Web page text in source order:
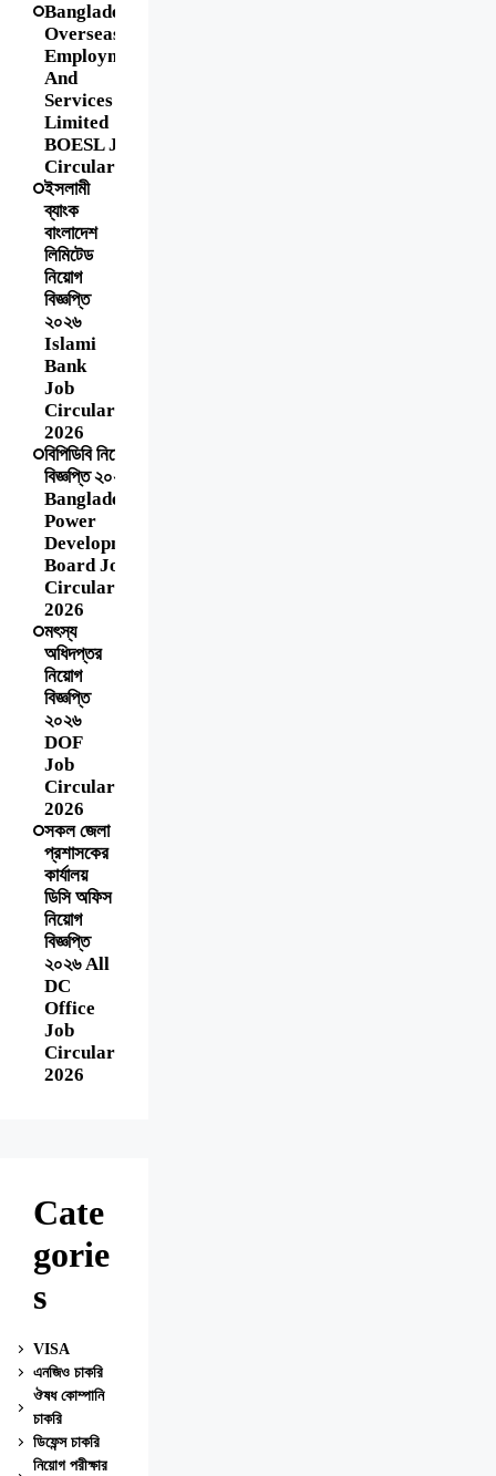
Bangladesh
Overseas
Employment
And
Services
Limited
BOESL Job
Circular
ইসলামী
ব্যাংক
বাংলাদেশ
লিমিটেড
নিয়োগ
বিজ্ঞপ্তি
২০২৬
Islami
Bank
Job
Circular
2026
বিপিডিবি নিয়োগ
বিজ্ঞপ্তি ২০২৬ |
Bangladesh
Power
Development
Board Job
Circular
2026
মৎস্য
অধিদপ্তর
নিয়োগ
বিজ্ঞপ্তি
২০২৬
DOF
Job
Circular
2026
সকল জেলা
প্রশাসকের
কার্যালয়
ডিসি অফিস
নিয়োগ
বিজ্ঞপ্তি
২০২৬ All
DC
Office
Job
Circular
2026
Cate
gorie
s
VISA
এনজিও চাকরি
ঔষধ কোম্পানি
চাকরি
ডিফেন্স চাকরি
নিয়োগ পরীক্ষার